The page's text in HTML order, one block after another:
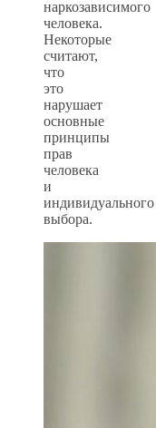
наркозависимого
человека.
Некоторые
считают,
что
это
нарушает
основные
принципы
прав
человека
и
индивидуального
выбора.